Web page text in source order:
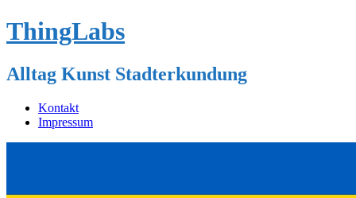
ThingLabs
Alltag Kunst Stadterkundung
Kontakt
Impressum